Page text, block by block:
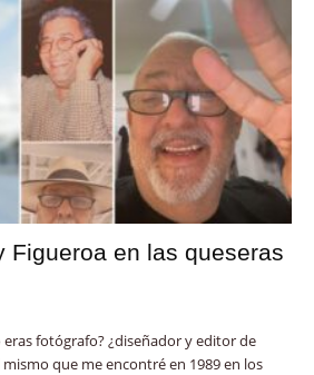
Figueroa en las queseras
eras fotógrafo? ¿diseñador y editor de
mismo que me encontré en 1989 en los